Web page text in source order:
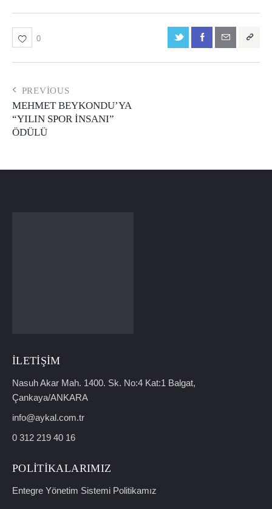
0
PREVIOUS
MEHMET BEYKONDU’YA
“YILIN SPOR İNSANI”
ÖDÜLÜ
İLETIŞIM
Nasuh Akar Mah. 1400. Sk. No:4 Kat:1 Balgat,
Çankaya/ANKARA
info@aykal.com.tr
0 312 219 40 16
POLITIKALARIMIZ
Entegre Yönetim Sistemi Politikamız